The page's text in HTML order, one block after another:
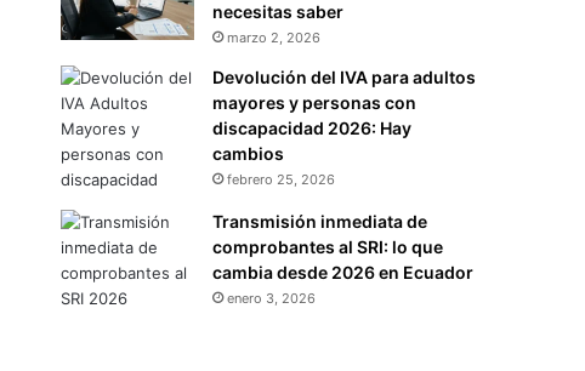
necesitas saber
marzo 2, 2026
Devolución del IVA para adultos
mayores y personas con
discapacidad 2026: Hay
cambios
febrero 25, 2026
Transmisión inmediata de
comprobantes al SRI: lo que
cambia desde 2026 en Ecuador
enero 3, 2026